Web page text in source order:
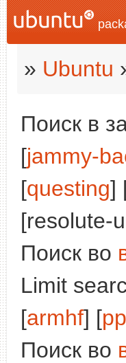
» Ubuntu
Поиск в
[jammy-
[questing]
[resolute-
Поиск во
Limit
[armhf] [
Поиск во